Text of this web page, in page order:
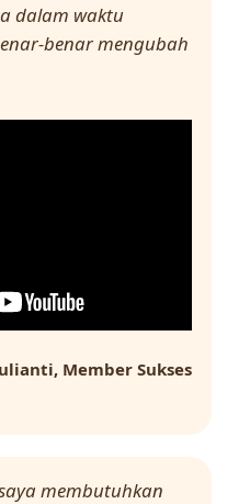
dalam waktu
benar mengubah
Member Sukses
membutuhkan